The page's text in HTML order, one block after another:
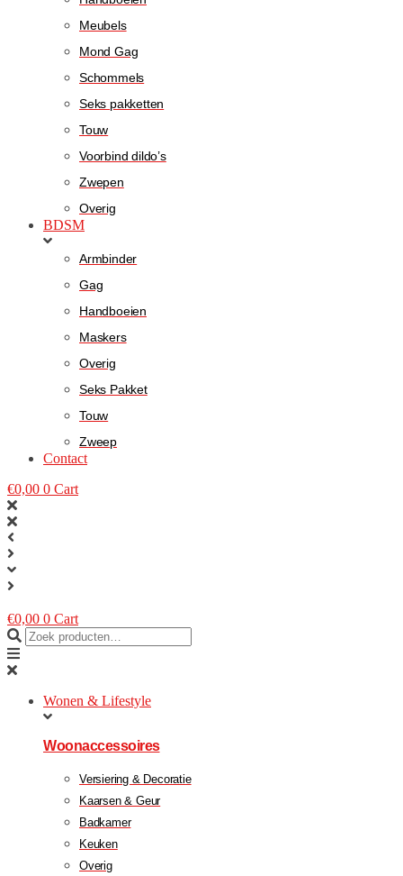
Meubels
Mond Gag
Schommels
Seks pakketten
Touw
Voorbind dildo’s
Zwepen
Overig
BDSM
Armbinder
Gag
Handboeien
Maskers
Overig
Seks Pakket
Touw
Zweep
Contact
€0,00 0 Cart
€0,00 0 Cart
Wonen & Lifestyle
Woonaccessoires
Versiering & Decoratie
Kaarsen & Geur
Badkamer
Keuken
Overig